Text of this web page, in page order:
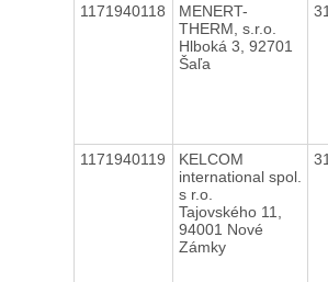
1171940118
MENERT-
THERM, s.r.o.
Hlboká 3, 92701
Šaľa
1171940119
KELCOM
international spol.
s r.o.
Tajovského 11,
94001 Nové
Zámky